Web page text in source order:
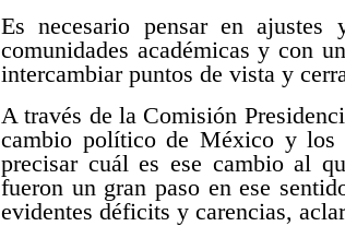
Es necesario pensar en
comunidades académicas y con
intercambiar puntos de vista y
A través de la Comisión
cambio político de México y los
precisar cuál es ese cambio al
fueron un gran paso en ese
evidentes déficits y carencias,